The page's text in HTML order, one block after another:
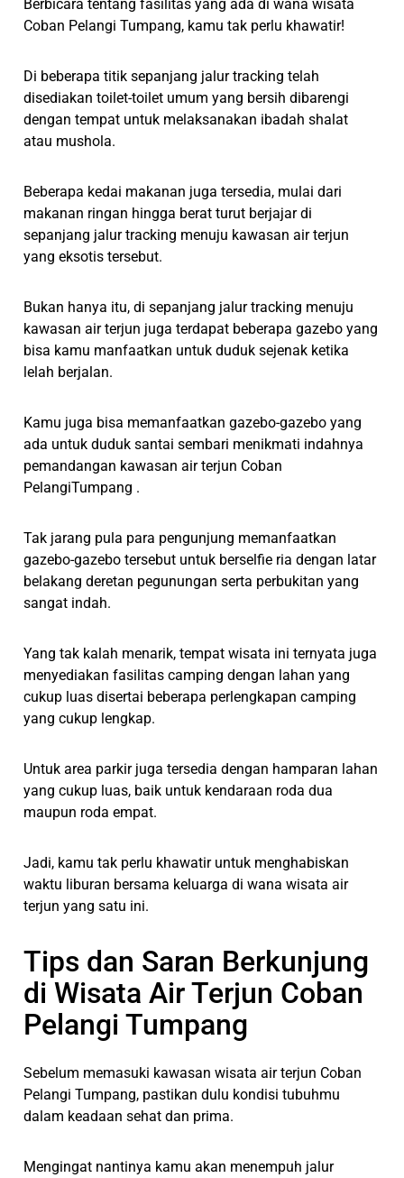
Berbicara tentang fasilitas yang ada di wana wisata
Coban Pelangi Tumpang, kamu tak perlu khawatir!
Di beberapa titik sepanjang jalur tracking telah
disediakan toilet-toilet umum yang bersih dibarengi
dengan tempat untuk melaksanakan ibadah shalat
atau mushola.
Beberapa kedai makanan juga tersedia, mulai dari
makanan ringan hingga berat turut berjajar di
sepanjang jalur tracking menuju kawasan air terjun
yang eksotis tersebut.
Bukan hanya itu, di sepanjang jalur tracking menuju
kawasan air terjun juga terdapat beberapa gazebo yang
bisa kamu manfaatkan untuk duduk sejenak ketika
lelah berjalan.
Kamu juga bisa memanfaatkan gazebo-gazebo yang
ada untuk duduk santai sembari menikmati indahnya
pemandangan kawasan air terjun Coban
PelangiTumpang .
Tak jarang pula para pengunjung memanfaatkan
gazebo-gazebo tersebut untuk berselfie ria dengan latar
belakang deretan pegunungan serta perbukitan yang
sangat indah.
Yang tak kalah menarik, tempat wisata ini ternyata juga
menyediakan fasilitas camping dengan lahan yang
cukup luas disertai beberapa perlengkapan camping
yang cukup lengkap.
Untuk area parkir juga tersedia dengan hamparan lahan
yang cukup luas, baik untuk kendaraan roda dua
maupun roda empat.
Jadi, kamu tak perlu khawatir untuk menghabiskan
waktu liburan bersama keluarga di wana wisata air
terjun yang satu ini.
Tips dan Saran Berkunjung
di Wisata Air Terjun Coban
Pelangi Tumpang
Sebelum memasuki kawasan wisata air terjun Coban
Pelangi Tumpang, pastikan dulu kondisi tubuhmu
dalam keadaan sehat dan prima.
Mengingat nantinya kamu akan menempuh jalur